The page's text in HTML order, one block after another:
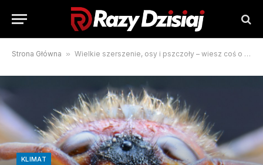
Strona Główna » Wielkie szerszenie, osy i pszczoły – wiesz coś o nich? Sprawdź
KLIMAT